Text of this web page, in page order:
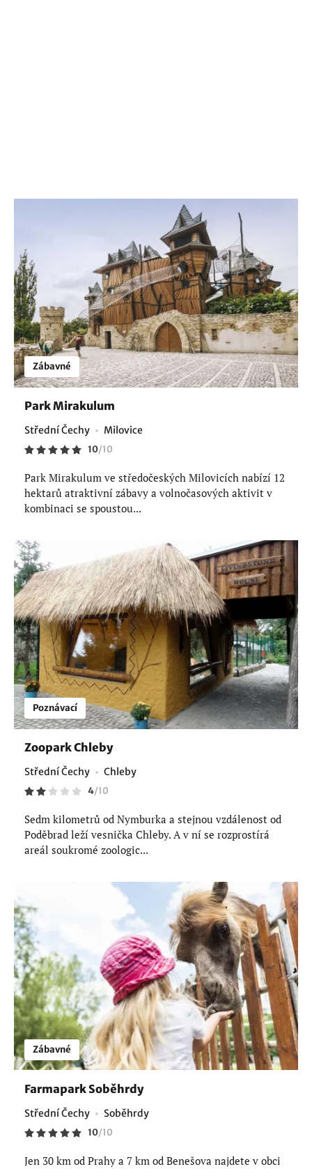
Zábavné
Park Mirakulum
Střední Čechy Milovice
10/10
Park Mirakulum ve středočeských Milovicích nabízí 12
hektarů atraktivní zábavy a volnočasových aktivit v
kombinaci se spoustou...
Poznávací
Zoopark Chleby
Střední Čechy Chleby
4/10
Sedm kilometrů od Nymburka a stejnou vzdálenost od
Poděbrad leží vesnička Chleby. A v ní se rozprostírá
areál soukromé zoologic...
Zábavné
Farmapark Soběhrdy
Střední Čechy Soběhrdy
10/10
Jen 30 km od Prahy a 7 km od Benešova najdete v obci